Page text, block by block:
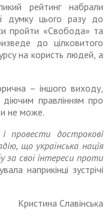
рейтинг набрали
думку цього разу до
пройти «Свобода» та
до цілкови­того
на користь людей, а
– іншого виходу,
правлінням про
не може.
провести дострокові
що українська нація
за свої інтереси проти
напри­кінці зустрічі
Кристина Славінська